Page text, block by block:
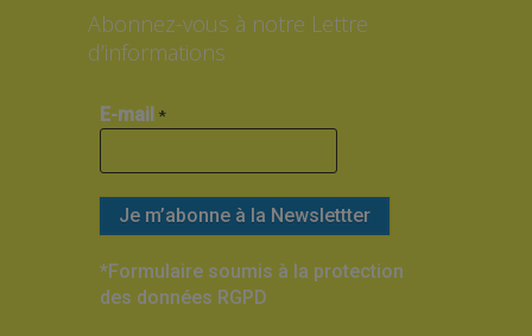
Abonnez-vous à notre Lettre
d’informations
E-mail *
*Formulaire soumis à la protection
des données RGPD